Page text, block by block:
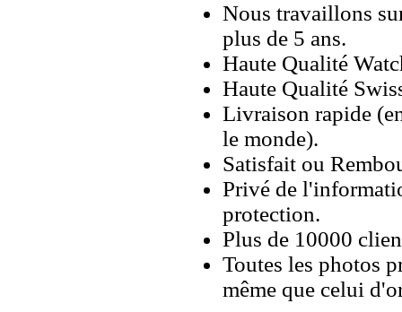
Nous travaillons
plus de 5 ans.
Haute Qualité
Haute Qualité
Livraison rapide
le monde).
Satisfait ou
Privé de
protection.
Plus de 10000
Toutes les photos
même que celui